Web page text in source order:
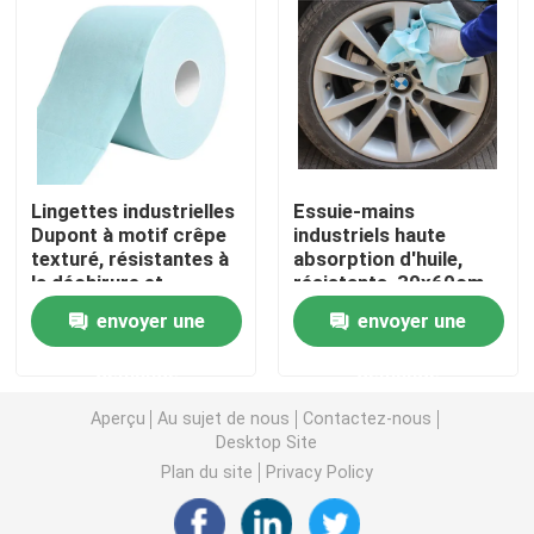
Nappe non-tissée
Tissu de nettoyage ménager
Chiffons de nettoyage de Spunlace
Tissu industriel à usage lourd
Essuie-glaces pour les services alimentaires
Seringues de cuisine jetables
Lingettes industrielles
Dupont à motif crêpe
texturé, résistantes à
la déchirure et
durables pour le
nettoyage intensif
envoyer une
Essuie-mains
industriels haute
absorption d'huile,
résistants, 30x60cm,
pour le nettoyage
envoyer une
Aperçu Au sujet de nous
Contactez-nous
Desktop Site
Plan du site
Privacy Policy